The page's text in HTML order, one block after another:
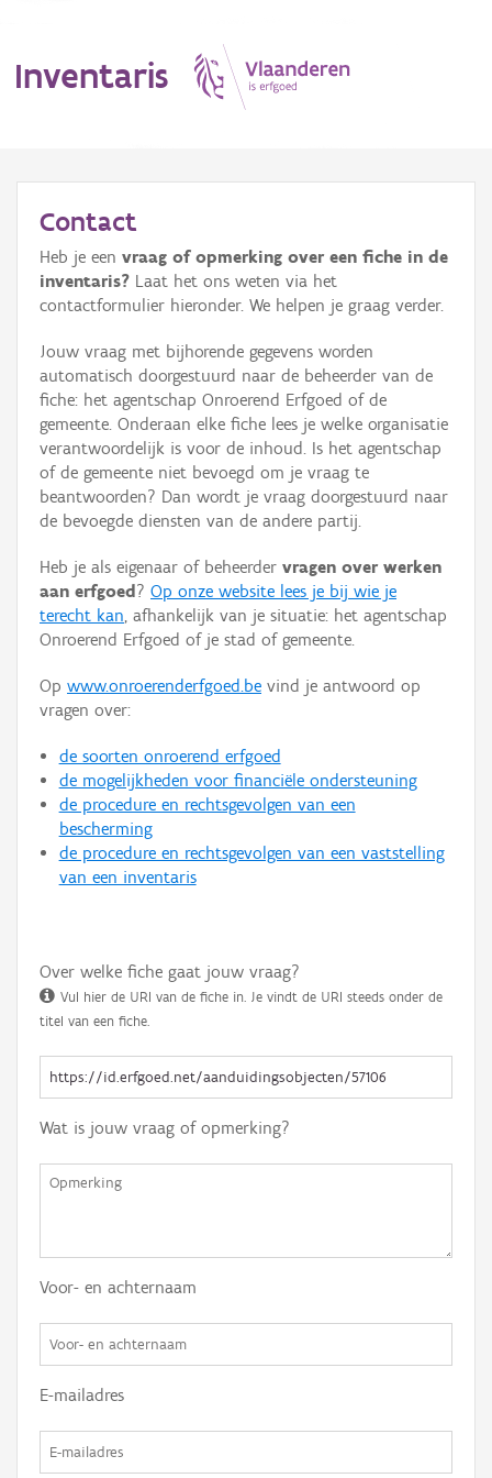
Inventaris
Erfgoedobject
Aanduidingsobject
Waarneming
Thema
Gebeurtenis
Persoon of collectief
Hergebruik
Aanmelden
Contact
Heb je een vraag of opmerking over een fiche in de
inventaris? Laat het ons weten via het
contactformulier hieronder. We helpen je graag verder.
Jouw vraag met bijhorende gegevens worden
automatisch doorgestuurd naar de beheerder van de
fiche: het agentschap Onroerend Erfgoed of de
gemeente. Onderaan elke fiche lees je welke organisatie
verantwoordelijk is voor de inhoud. Is het agentschap
of de gemeente niet bevoegd om je vraag te
beantwoorden? Dan wordt je vraag doorgestuurd naar
de bevoegde diensten van de andere partij.
Heb je als eigenaar of beheerder vragen over werken
aan erfgoed ? Op onze website lees je bij wie je
terecht kan, afhankelijk van je situatie: het agentschap
Onroerend Erfgoed of je stad of gemeente.
Op www.onroerenderfgoed.be vind je antwoord op
vragen over:
de soorten onroerend erfgoed
de mogelijkheden voor financiële ondersteuning
de procedure en rechtsgevolgen van een
bescherming
de procedure en rechtsgevolgen van een vaststelling
van een inventaris
Over welke fiche gaat jouw vraag?
Vul hier de URI van de fiche in. Je vindt de URI steeds onder de
titel van een fiche.
Wat is jouw vraag of opmerking?
Voor- en achternaam
E-mailadres